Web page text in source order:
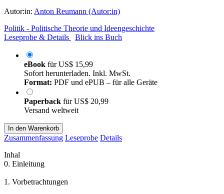
Autor:in: Anton Reumann (Autor:in)
Politik - Politische Theorie und Ideengeschichte
Leseprobe & Details
Blick ins Buch
eBook fürUS$ 15,99
Sofort herunterladen. Inkl. MwSt.
Format: PDF und ePUB – für alle Geräte
Paperback fürUS$ 20,99
Versand weltweit
In den Warenkorb
Zusammenfassung Leseprobe Details
Inhal
0. Einleitung
1. Vorbetrachtungen